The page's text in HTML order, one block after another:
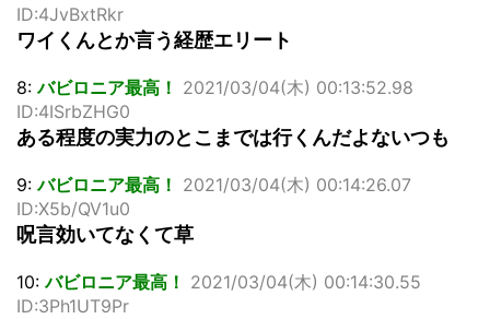
ID:4JvBxtRkr
ワイくんとか言う経歴エリート
8:バビロニア最高！ 2021/03/04(木) 00:13:52.98
ID:4ISrbZHG0
ある程度の実力のとこまでは行くんだよないつも
9:バビロニア最高！ 2021/03/04(木) 00:14:26.07
ID:X5b/QV1u0
呪言効いてなくて草
10:バビロニア最高！ 2021/03/04(木) 00:14:30.55
ID:3Ph1UT9Pr